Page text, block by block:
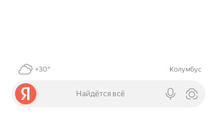
+30° Колумбус
Найдётся всё